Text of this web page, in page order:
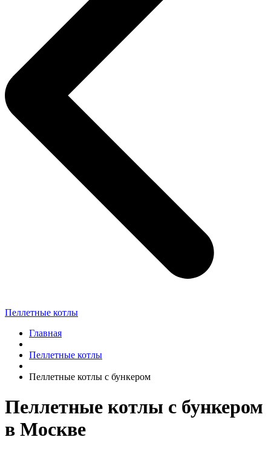
Пеллетные котлы
Главная
Пеллетные котлы
Пеллетные котлы с бункером
Пеллетные котлы с бункером
в Москве